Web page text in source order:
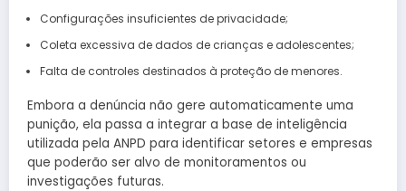
Configurações insuficientes de privacidade;
Coleta excessiva de dados de crianças e adolescentes;
Falta de controles destinados à proteção de menores.
Embora a denúncia não gere automaticamente uma
punição, ela passa a integrar a base de inteligência
utilizada pela ANPD para identificar setores e empresas
que poderão ser alvo de monitoramentos ou
investigações futuras.